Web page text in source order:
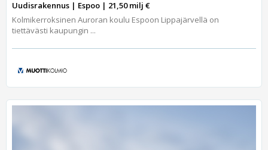
Uudisrakennus | Espoo | 21,50 milj €
Kolmikerroksinen Auroran koulu Espoon Lippajärvellä on
tiettävästi kaupungin ...